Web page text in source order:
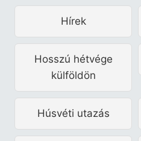
Hírek
Hosszú hétvége
külföldön
Húsvéti utazás